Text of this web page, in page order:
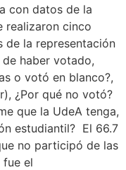
con datos de la
realizaron cinco
de la representación
de haber votado,
o votó en blanco?,
¿Por qué no votó?
que la UdeA tenga,
estudiantil? El 66.7
no participó de las
fue el